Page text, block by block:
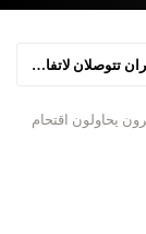
إيران تستبعد توقيع تفاهم مع أميركا خلال 24 ساعة
يحاولون اقتحام